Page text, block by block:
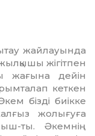
жайлауында
жігітпен
жағына дейін
кеткен
бізді биікке
жолығуға
ты. Әкемнің